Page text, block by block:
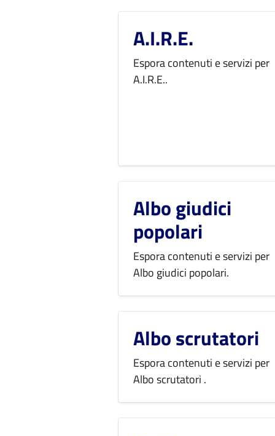
A.I.R.E.
Espora contenuti e servizi per
A.I.R.E..
Albo giudici
popolari
Espora contenuti e servizi per
Albo giudici popolari.
Albo scrutatori
Espora contenuti e servizi per
Albo scrutatori .